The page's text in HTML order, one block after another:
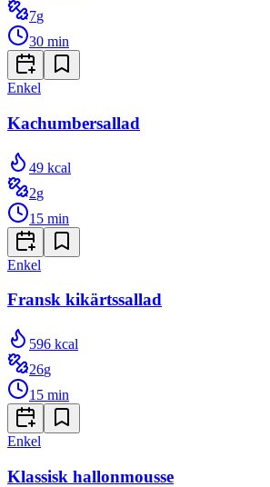
7g
30 min
Enkel
Kachumbersallad
49 kcal
2g
15 min
Enkel
Fransk kikärtssallad
596 kcal
26g
15 min
Enkel
Klassisk hallonmousse